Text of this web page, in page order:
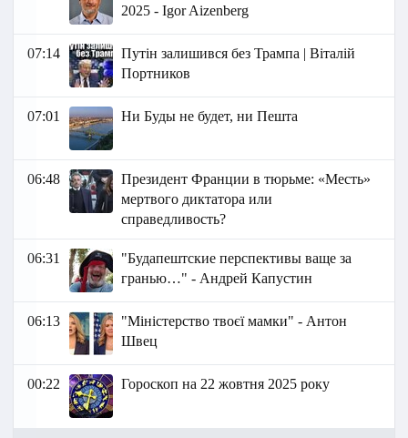
2025 - Igor Aizenberg
07:14
Путін залишився без Трампа | Віталій
Портников
07:01 Ни Буды не будет, ни Пешта
06:48
Президент Франции в тюрьме: «Месть»
мертвого диктатора или
справедливость?
06:31
"Будапештские перспективы ваще за
гранью…" - Андрей Капустин
06:13
"Міністерство твоєї мамки" - Антон
Швец
00:22 Гороскоп на 22 жовтня 2025 року